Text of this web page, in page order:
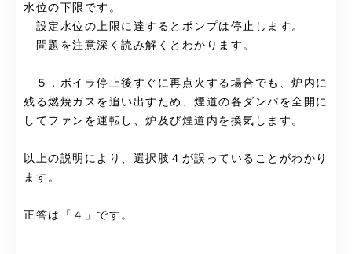
水位の下限です。
設定水位の上限に達するとポンプは停止します。
問題を注意深く読み解くとわかります。
５．ボイラ停止後すぐに再点火する場合でも、炉内に
残る燃焼ガスを追い出すため、煙道の各ダンパを全開に
してファンを運転し、炉及び煙道内を換気します。
以上の説明により、選択肢４が誤っていることがわかり
ます。
正答は「４」です。